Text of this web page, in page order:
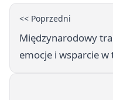
<< Poprzedni
Międzynarodowy
emocje i wsparcie